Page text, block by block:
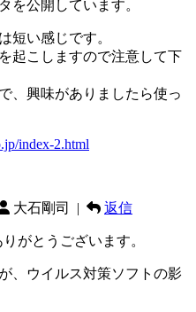
を公開しています。
短い感じです。
起こしますので注意して下
、興味がありましたら使っ
index-2.html
大石剛司 | 返信
がとうございます。
、ウイルス対策ソフトの影